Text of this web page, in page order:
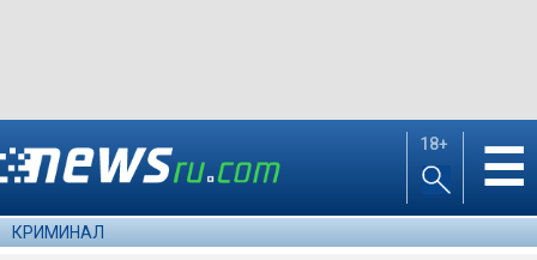
18+ ☰
КРИМИНАЛ